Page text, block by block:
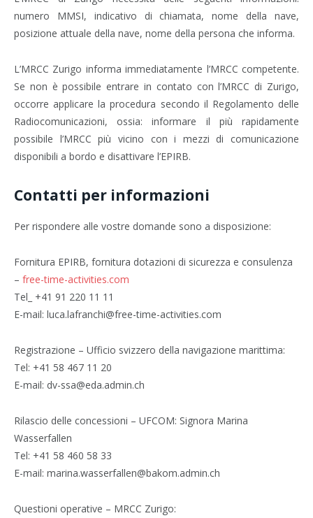
numero MMSI, indicativo di chiamata, nome della nave,
posizione attuale della nave, nome della persona che informa.
L’MRCC Zurigo informa immediatamente l’MRCC competente.
Se non è possibile entrare in contato con l’MRCC di Zurigo,
occorre applicare la procedura secondo il Regolamento delle
Radiocomunicazioni, ossia: informare il più rapidamente
possibile l’MRCC più vicino con i mezzi di comunicazione
disponibili a bordo e disattivare l’EPIRB.
Contatti per informazioni
Per rispondere alle vostre domande sono a disposizione:
Fornitura EPIRB, fornitura dotazioni di sicurezza e consulenza
– free-time-activities.com
Tel_ +41 91 220 11 11
E-mail: luca.lafranchi@free-time-activities.com
Registrazione – Ufficio svizzero della navigazione marittima:
Tel: +41 58 467 11 20
E-mail: dv-ssa@eda.admin.ch
Rilascio delle concessioni – UFCOM: Signora Marina
Wasserfallen
Tel: +41 58 460 58 33
E-mail: marina.wasserfallen@bakom.admin.ch
Questioni operative – MRCC Zurigo: